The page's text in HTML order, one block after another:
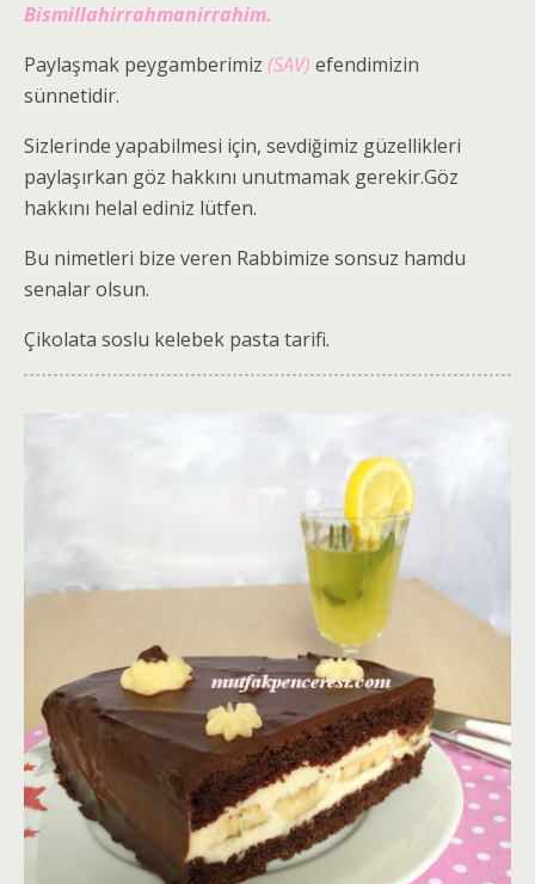
Bismillahirrahmanirrahim.
Paylaşmak peygamberimiz (SAV) efendimizin
sünnetidir.
Sizlerinde yapabilmesi için, sevdiğimiz güzellikleri
paylaşırkan göz hakkını unutmamak gerekir.Göz
hakkını helal ediniz lütfen.
Bu nimetleri bize veren Rabbimize sonsuz hamdu
senalar olsun.
Çikolata soslu kelebek pasta tarifi.